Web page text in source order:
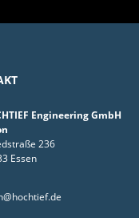
Engineering GmbH
236
Essen